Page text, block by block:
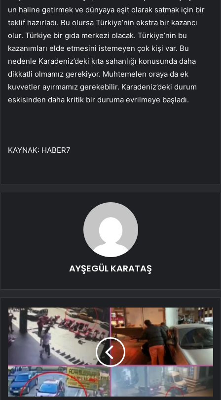
un haline getirmek ve dünyaya eşit olarak satmak için bir
teklif hazırladı. Bu olursa Türkiye’nin ekstra bir kazancı
olur. Türkiye bir gıda merkezi olacak. Türkiye’nin bu
kazanımları elde etmesini istemeyen çok kişi var. Bu
nedenle Karadeniz’deki kıta sahanlığı konusunda daha
dikkatli olmamız gerekiyor. Muhtemelen oraya da ek
kuvvetler ayırmamız gerekebilir. Karadeniz’deki durum
eskisinden daha kritik bir duruma evrilmeye başladı.
KAYNAK: HABER7
AYŞEGÜL KARATAŞ